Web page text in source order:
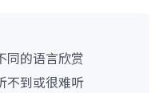
同的语言欣赏
不到或很难听